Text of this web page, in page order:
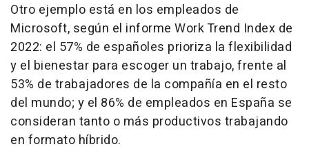
Otro ejemplo está en los empleados de
Microsoft, según el informe Work Trend Index de
2022: el 57% de españoles prioriza la flexibilidad
y el bienestar para escoger un trabajo, frente al
53% de trabajadores de la compañía en el resto
del mundo; y el 86% de empleados en España se
consideran tanto o más productivos trabajando
en formato híbrido.